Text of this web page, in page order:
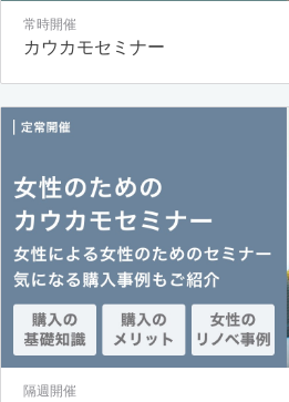
常時開催
カウカモセミナー
隔週開催